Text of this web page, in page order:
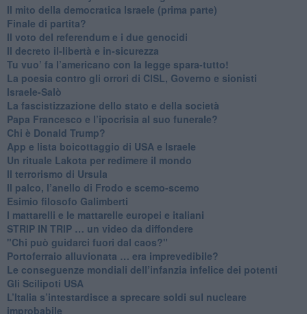
Il mito della democratica Israele (prima parte)
​Finale di partita?
​Il voto del referendum e i due genocidi
Il decreto il-libertà e in-sicurezza
Tu vuo’ fa l’americano con la legge spara-tutto!
La poesia contro gli orrori di CISL, Governo e sionisti
Israele-Salò
​La fascistizzazione dello stato e della società
Papa Francesco e l’ipocrisia al suo funerale?
​Chi è Donald Trump?
App e lista boicottaggio di USA e Israele
​Un rituale Lakota per redimere il mondo
Il terrorismo di Ursula
​Il palco, l’anello di Frodo e scemo-scemo
Esimio filosofo Galimberti
​I mattarelli e le mattarelle europei e italiani
​STRIP IN TRIP … un video da diffondere
"Chi può guidarci fuori dal caos?"
​Portoferraio alluvionata … era imprevedibile?
Le conseguenze mondiali dell’infanzia infelice dei potenti
​Gli Scilipoti USA
L’Italia s’intestardisce a sprecare soldi sul nucleare
improbabile